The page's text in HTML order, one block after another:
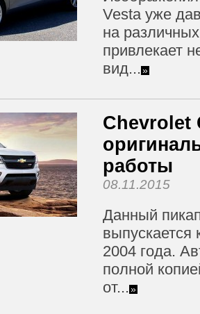
Vesta уже
на
привлекает
вид... »
Chevrolet
работы
08.11.2015
Данный
выпускается
2004 года.
полной
от... »